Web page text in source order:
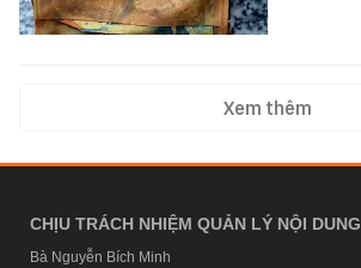
Xem thêm
CHỊU TRÁCH NHIỆM QUẢN LÝ NỘI DUNG
Bà Nguyễn Bích Minh